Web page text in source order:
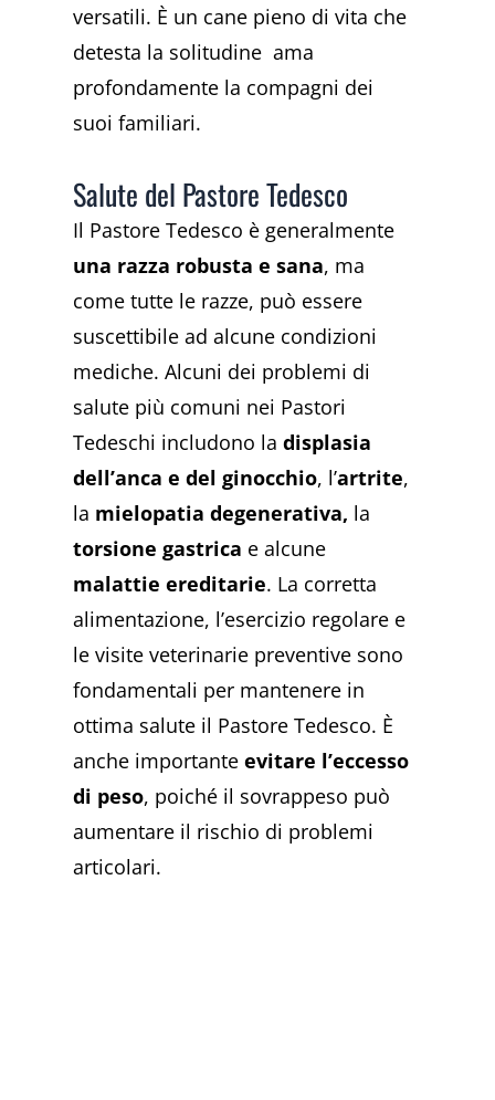
versatili. È un cane pieno di vita che
detesta la solitudine ama
profondamente la compagni dei
suoi familiari.
Salute del Pastore Tedesco
Il Pastore Tedesco è generalmente
una razza robusta e sana, ma
come tutte le razze, può essere
suscettibile ad alcune condizioni
mediche. Alcuni dei problemi di
salute più comuni nei Pastori
Tedeschi includono ladisplasia
dell’anca e del ginocchio, l’artrite,
la mielopatia degenerativa, la
torsione gastrica e alcune
malattie ereditarie. La corretta
alimentazione, l’esercizio regolare e
le visite veterinarie preventive sono
fondamentali per mantenere in
ottima salute il Pastore Tedesco. È
anche importanteevitare l’eccesso
di peso, poiché il sovrappeso può
aumentare il rischio di problemi
articolari.